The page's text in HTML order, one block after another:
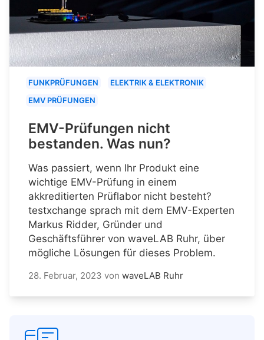
FUNKPRÜFUNGEN
ELEKTRIK & ELEKTRONIK
EMV PRÜFUNGEN
EMV-Prüfungen nicht
bestanden. Was nun?
Was passiert, wenn Ihr Produkt eine
wichtige EMV-Prüfung in einem
akkreditierten Prüflabor nicht besteht?
testxchange sprach mit dem EMV-Experten
Markus Ridder, Gründer und
Geschäftsführer von waveLAB Ruhr, über
mögliche Lösungen für dieses Problem.
28. Februar, 2023 von waveLAB Ruhr